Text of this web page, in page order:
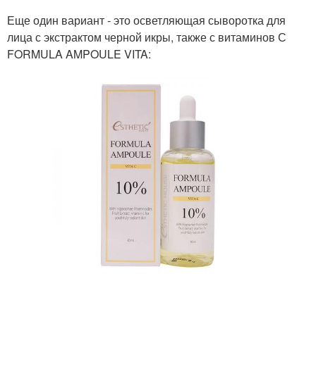
Еще один вариант - это осветляющая сыворотка для
лица с экстрактом черной икры, также с витаминов С
FORMULA AMPOULE VITA: